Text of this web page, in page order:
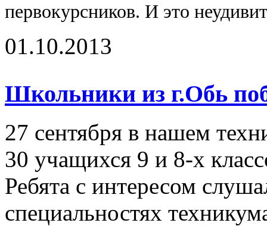
первокурсников. И это
01.10.2013
Школьники из г.Обь
27 сентября в нашем
30 учащихся 9 и 8-х
Ребята с интересом
специальностях